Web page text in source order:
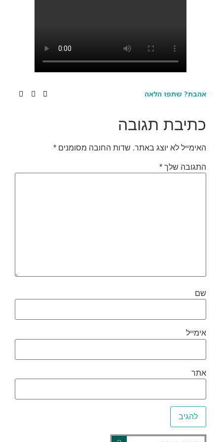
אהבת? שתפו הלאה
כתיבת תגובה
האימייל לא יוצג באתר. שדות החובה מסומנים *
התגובה שלך *
שם
אימייל
אתר